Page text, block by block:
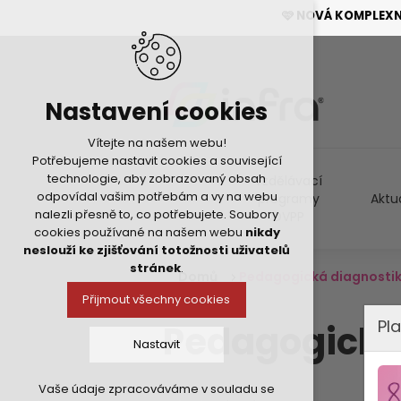
🩷 NOVÁ
Nastavení cookies
Vítejte na našem webu!
Potřebujeme nastavit cookies a související
technologie, aby zobrazovaný obsah
odpovídal vašim potřebám a vy na webu
nalezli přesně to, co potřebujete. Soubory
cookies používané na našem webu nikdy
neslouží ke zjišťování totožnosti uživatelů
stránek.
Přijmout všechny cookies
Nastavit
Vaše údaje zpracováváme v souladu se
Vzdělávací
programy
DVPP
Domů Pedagogická